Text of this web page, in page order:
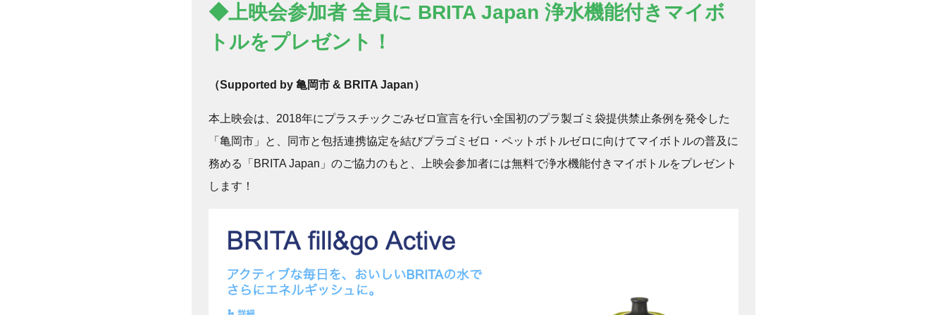
◆上映会参加者 全員に BRITA Japan 浄水機能付きマイボ
トルをプレゼント！
（Supported by 亀岡市 & BRITA Japan）
本上映会は、2018年にプラスチックごみゼロ宣言を行い全国初のプラ製ゴミ袋提供禁止条例を発令した
「亀岡市」と、同市と包括連携協定を結びプラゴミゼロ・ペットボトルゼロに向けてマイボトルの普及に
務める「BRITA Japan」のご協力のもと、上映会参加者には無料で浄水機能付きマイボトルをプレゼント
します！